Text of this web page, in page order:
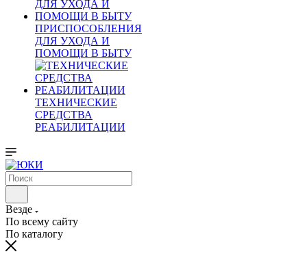
ПРИСПОСОБЛЕНИЯ
ДЛЯ УХОДА И
ПОМОЩИ В БЫТУ
ТЕХНИЧЕСКИЕ
СРЕДСТВА
РЕАБИЛИТАЦИИ
Везде
По всему сайту
По каталогу